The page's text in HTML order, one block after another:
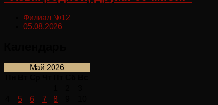
Филиал №12
05.08.2026
Май 2026
5 6 7 8